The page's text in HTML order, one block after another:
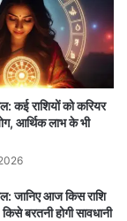
4, 5 और 6
इस माह
इन्हीं
कई राशियों को करियर
आर्थिक लाभ के भी
जानिए आज किस राशि
बरतनी होगी सावधानी